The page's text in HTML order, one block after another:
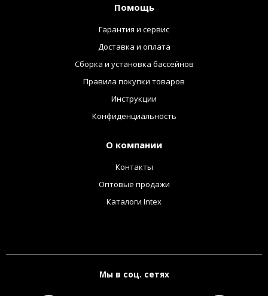
Помощь
Гарантия и сервис
Доставка и оплата
Сборка и установка бассейнов
Правила покупки товаров
Инструкции
Конфиденциальность
О компании
Контакты
Оптовые продажи
Каталоги Intex
Мы в соц. сетях